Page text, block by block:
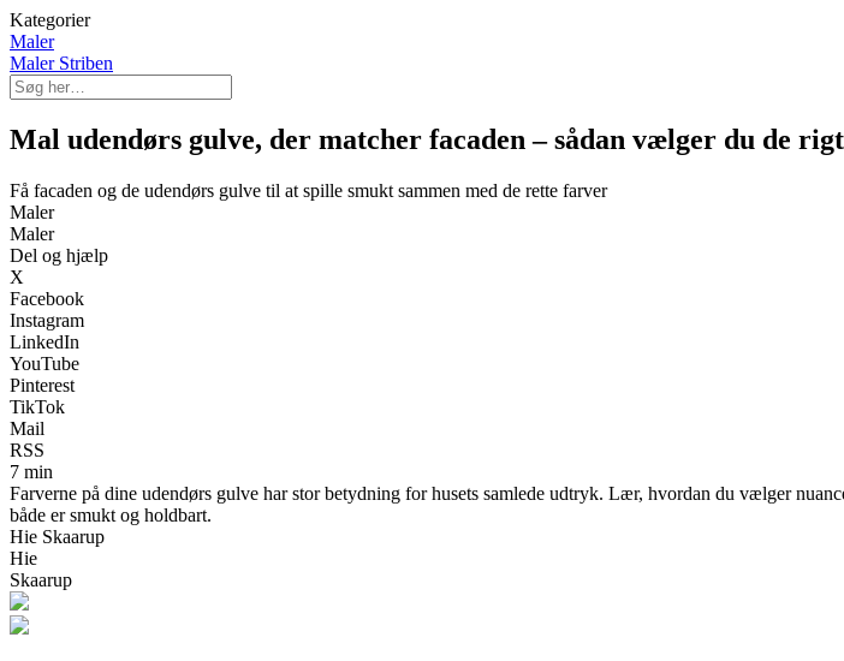
Kategorier
Maler
Maler Striben
Mal udendørs gulve, der matcher facaden – sådan vælger du de
Få facaden og de udendørs gulve til at spille smukt sammen med de rette farver
Maler
Maler
Del og hjælp
X
Facebook
Instagram
LinkedIn
YouTube
Pinterest
TikTok
Mail
RSS
7 min
Farverne på dine udendørs gulve har stor betydning for husets samlede udtryk. Lær, hvordan du vælger
både er smukt og holdbart.
Hie Skaarup
Hie
Skaarup